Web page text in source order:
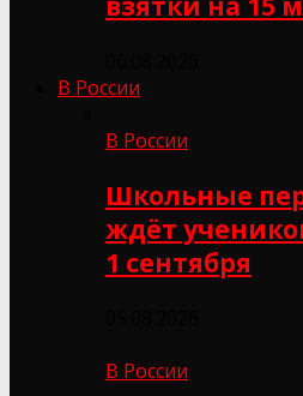
В России
В России
Школьные
ждёт
1 сентября
В России